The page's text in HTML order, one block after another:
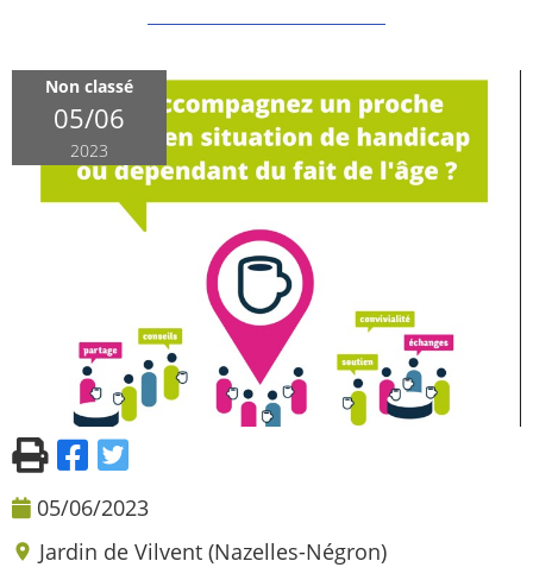
Non classé
05/06
2023
05/06/2023
Jardin de Vilvent (Nazelles-Négron)